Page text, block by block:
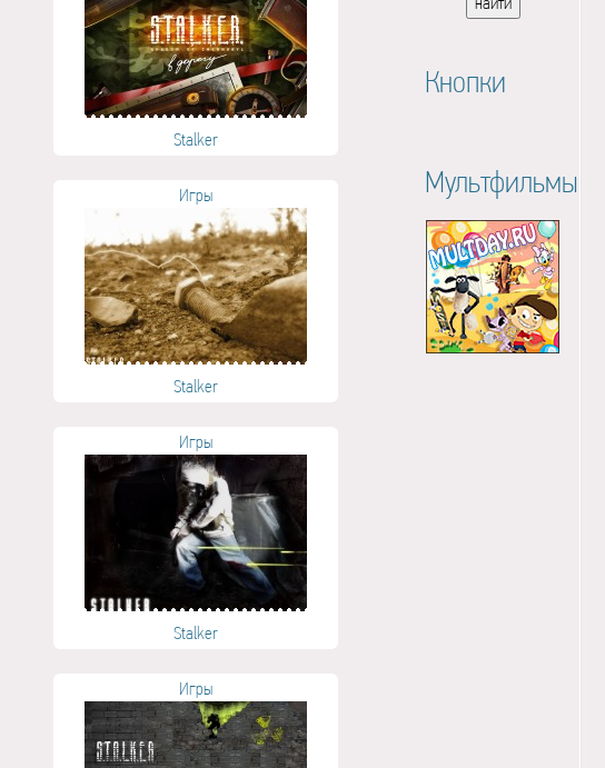
Stalker
Игры
Stalker
Игры
Stalker
Игры
Кнопки
Мультфильмы